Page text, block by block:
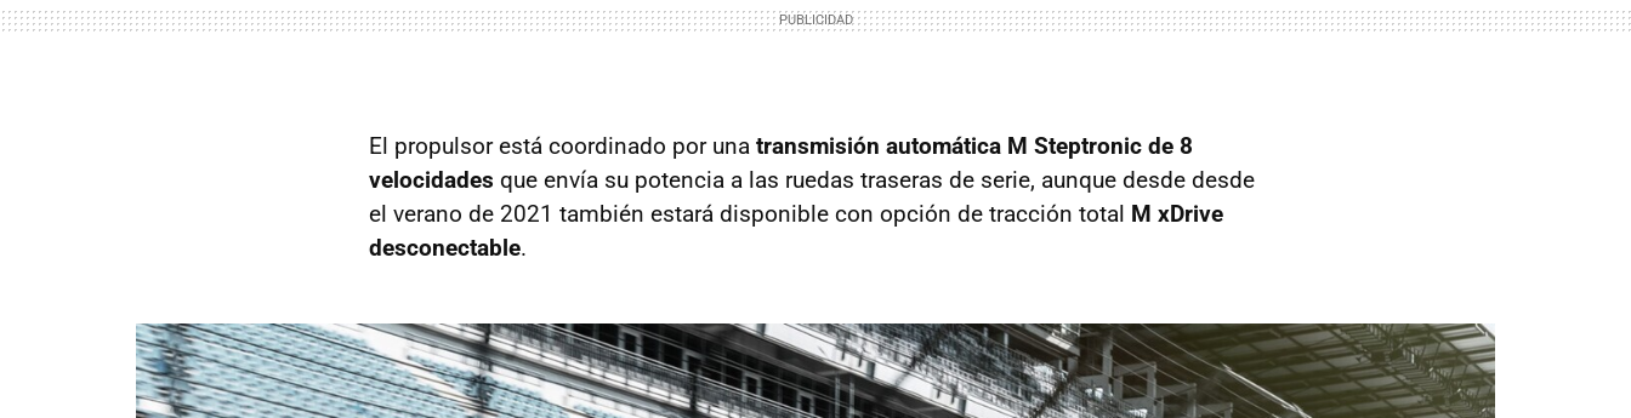
El propulsor está coordinado por una transmisión automática M Steptronic de 8
velocidades que envía su potencia a las ruedas traseras de serie, aunque desde desde
el verano de 2021 también estará disponible con opción de tracción total M xDrive
desconectable.